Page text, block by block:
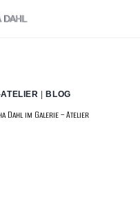
|BLOG
Dahl im Galerie – Atelier